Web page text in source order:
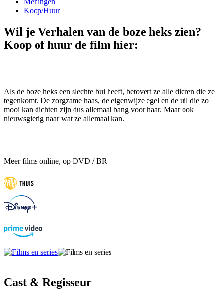
Koop/Huur
Wil je Verhalen van de boze heks zien?
Koop of huur de film hier:
Als de boze heks een slechte bui heeft, betovert ze alle dieren die ze
tegenkomt. De zorgzame haas, de eigenwijze egel en de uil die zo
mooi kan dichten zijn dus allemaal bang voor haar. Maar ook
nieuwsgierig naar wat ze allemaal kan.
Meer films online, op DVD / BR
Cast & Regisseur